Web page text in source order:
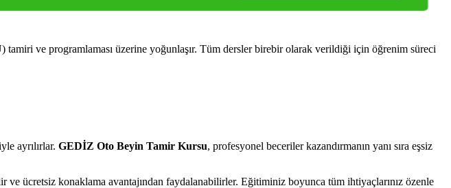
ve programlaması üzerine yoğunlaşır. Tüm dersler birebir olarak verildiği için öğrenim süreci
ayrılırlar. GEDİZ Oto Beyin Tamir Kursu, profesyonel beceriler kazandırmanın yanı sıra eşsiz
ücretsiz konaklama avantajından faydalanabilirler. Eğitiminiz boyunca tüm ihtiyaçlarınız özenle